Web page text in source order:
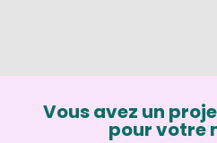
Vous avez un
pour votre